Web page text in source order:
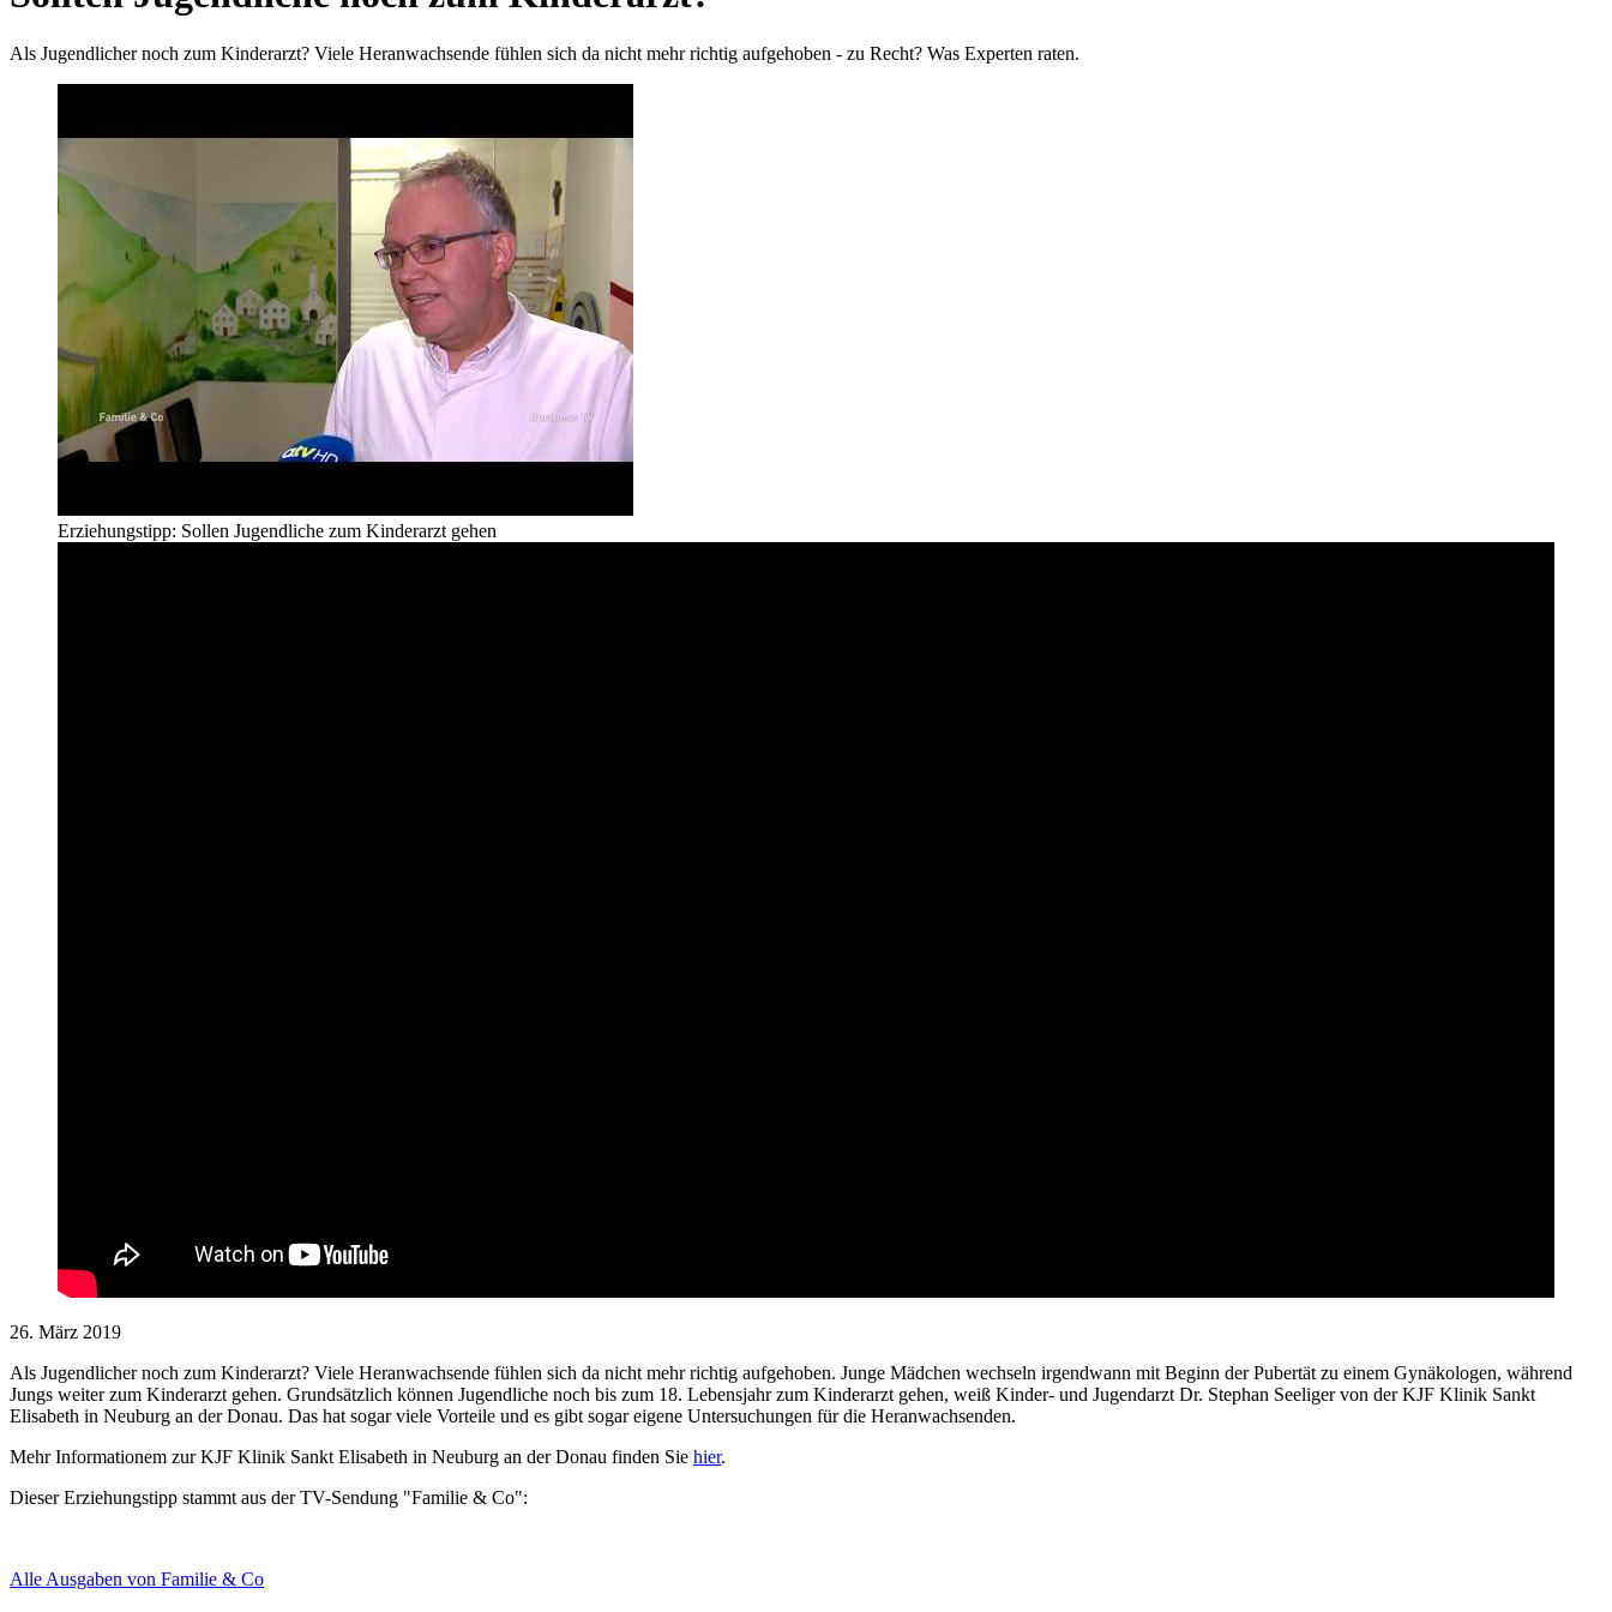
Als Jugendlicher noch zum Kinderarzt? Viele Heranwachsende fühlen sich da nicht mehr richtig aufgehoben - zu Recht? Was Experten raten.
Erziehungstipp: Sollen Jugendliche zum Kinderarzt gehen
26. März 2019
Als Jugendlicher noch zum Kinderarzt? Viele Heranwachsende fühlen sich da nicht mehr richtig aufgehoben. Junge Mädchen wechseln irgendwann mit Beginn der Pubertät zu einem Gynäkologen, während
Jungs weiter zum Kinderarzt gehen. Grundsätzlich können Jugendliche noch bis zum 18. Lebensjahr zum Kinderarzt gehen, weiß Kinder- und Jugendarzt Dr. Stephan Seeliger von der KJF Klinik Sankt
Elisabeth in Neuburg an der Donau. Das hat sogar viele Vorteile und es gibt sogar eigene Untersuchungen für die Heranwachsenden.
Mehr Informationem zur KJF Klinik Sankt Elisabeth in Neuburg an der Donau finden Sie hier.
Dieser Erziehungstipp stammt aus der TV-Sendung "Familie & Co":
Alle Ausgaben von Familie & Co